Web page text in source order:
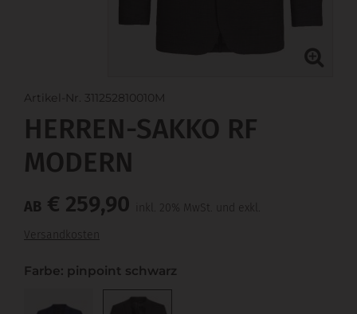
Artikel-Nr. 311252810010M
HERREN-SAKKO RF
MODERN
AB € 259,90
inkl. 20% MwSt. und exkl.
Versandkosten
Farbe: pinpoint schwarz